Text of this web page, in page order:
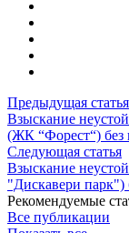
Предыдущая статья
Взыскание
(ЖК “Форест“) без
Следующая статья
Взыскание
"Дискавери парк")
Рекомендуемые
Все публикации